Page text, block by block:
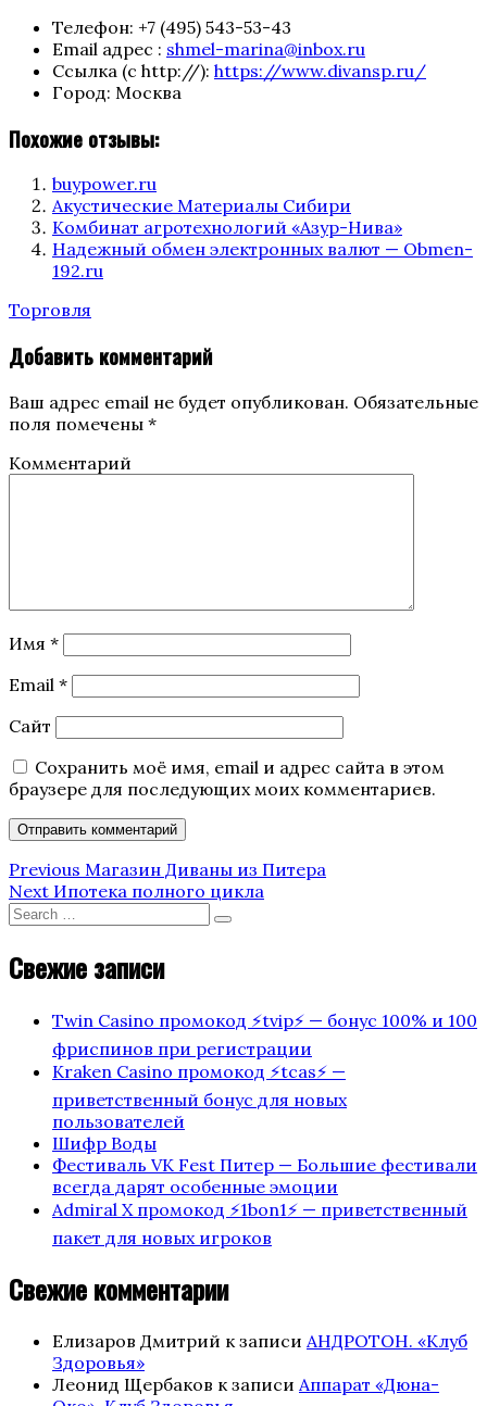
Телефон: +7 (495) 543-53-43
Email адрес : shmel-marina@inbox.ru
Ссылка (с http://): https://www.divansp.ru/
Город: Москва
Похожие отзывы:
buypower.ru
Акустические Материалы Сибири
Комбинат агротехнологий «Азур-Нива»
Надежный обмен электронных валют — Obmen-
192.ru
Categories
Торговля
Добавить комментарий
Ваш адрес email не будет опубликован. Обязательные
поля помечены *
Комментарий
Имя *
Email *
Сайт
Сохранить моё имя, email и адрес сайта в этом
браузере для последующих моих комментариев.
Навигация
по
записям
Previous
Post
Previous Магазин Диваны из Питера
Next
Post
Next Ипотека полного цикла
Search
for:
Search
Свежие записи
Twin Casino промокод ⚡️tvip⚡️ — бонус 100% и 100
фриспинов при регистрации
Kraken Casino промокод ⚡️tcas⚡️ —
приветственный бонус для новых
пользователей
Шифр Воды
Фестиваль VK Fest Питер — Большие фестивали
всегда дарят особенные эмоции
Admiral X промокод ⚡️1bon1⚡️ — приветственный
пакет для новых игроков
Свежие комментарии
Елизаров Дмитрий к записи АНДРОТОН. «Клуб
Здоровья»
Леонид Щербаков к записи Аппарат «Дюна-